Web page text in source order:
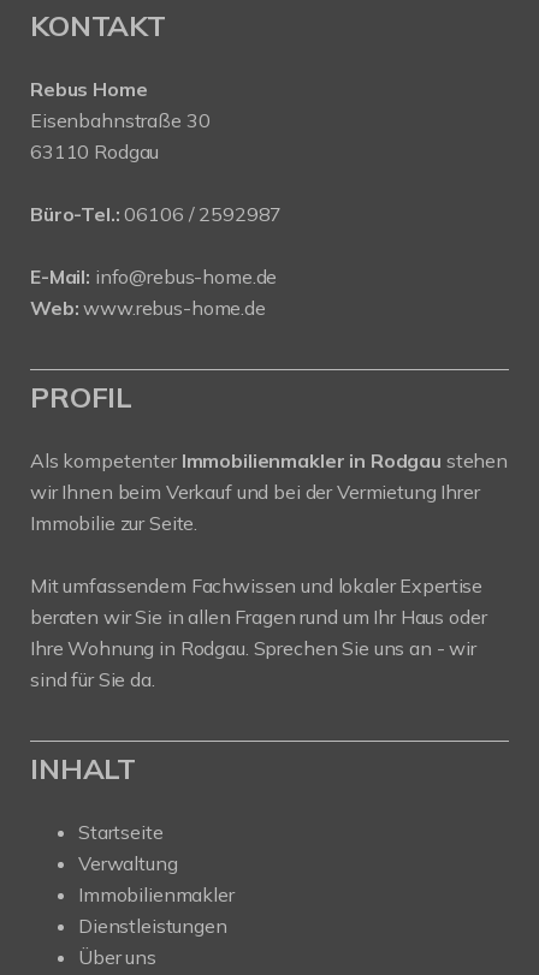
KONTAKT
Rebus Home
Eisenbahnstraße 30
63110 Rodgau
Büro-Tel.:06106 / 2592987
E-Mail: info@rebus-home.de
Web:www.rebus-home.de
PROFIL
Als kompetenter Immobilienmakler in Rodgau stehen
wir Ihnen beim Verkauf und bei der Vermietung Ihrer
Immobilie zur Seite.
Mit umfassendem Fachwissen und lokaler Expertise
beraten wir Sie in allen Fragen rund um Ihr Haus oder
Ihre Wohnung in Rodgau. Sprechen Sie uns an - wir
sind für Sie da.
INHALT
Startseite
Verwaltung
Immobilienmakler
Dienstleistungen
Über uns